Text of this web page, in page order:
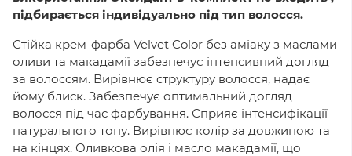
підбирається індивідуально під тип волосся.
Стійка крем-фарба Velvet Color без аміаку з маслами
оливи та макадамії забезпечує інтенсивний догляд
за волоссям. Вирівнює структуру волосся, надає
йому блиск. Забезпечує оптимальний догляд
волосся під час фарбування. Сприяє інтенсифікації
натурального тону. Вирівнює колір за довжиною та
на кінцях. Оливкова олія і масло макадамії, що